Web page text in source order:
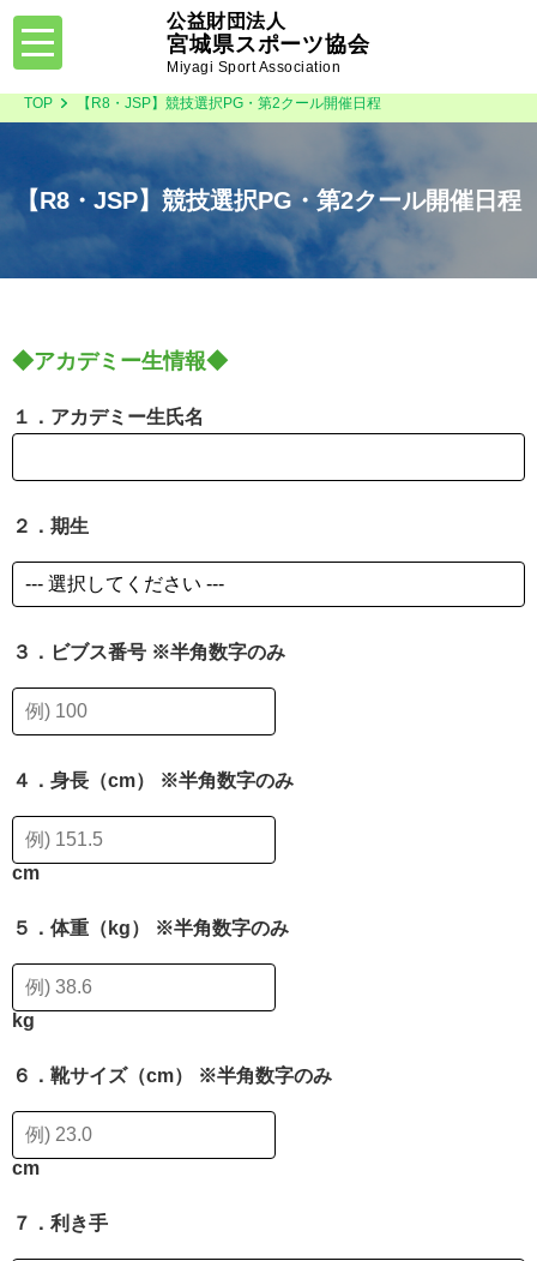
公益財団法人
宮城県スポーツ協会
Miyagi Sport Association
toggle
navigation
TOP 【R8・JSP】競技選択PG・第2クール開催日程
【R8・JSP】競技選択PG・第2クール開催日程
◆アカデミー生情報◆
１．アカデミー生氏名
２．期生
３．ビブス番号 ※半角数字のみ
４．身長（cm） ※半角数字のみ
cm
５．体重（kg） ※半角数字のみ
kg
６．靴サイズ（cm） ※半角数字のみ
cm
７．利き手